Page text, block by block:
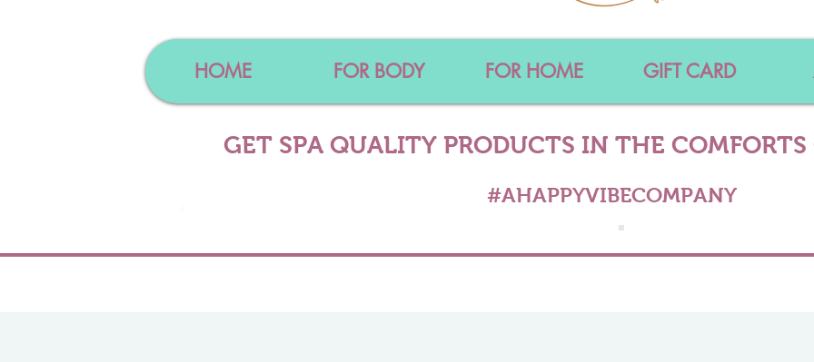
HOME FOR BODY FOR HOME GIFT CARD
GET SPA QUALITY PRODUCTS IN THE
#AHAPPYVIBECOMPANY